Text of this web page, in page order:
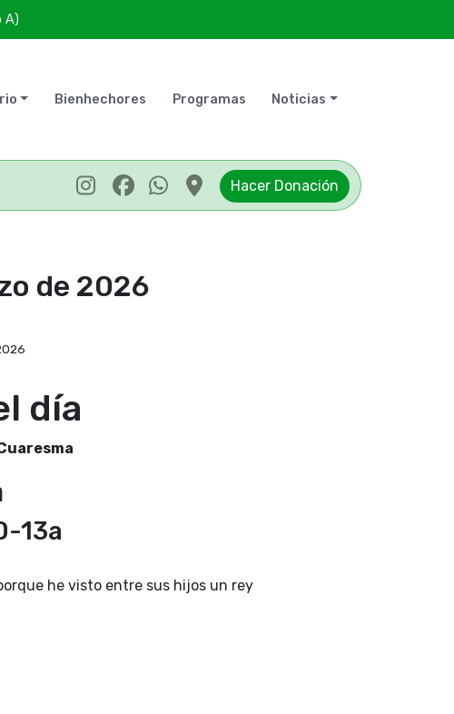
A)
Bienhechores Programas Noticias
Hacer Donación
de 2026
día
13a
he visto entre sus hijos un rey